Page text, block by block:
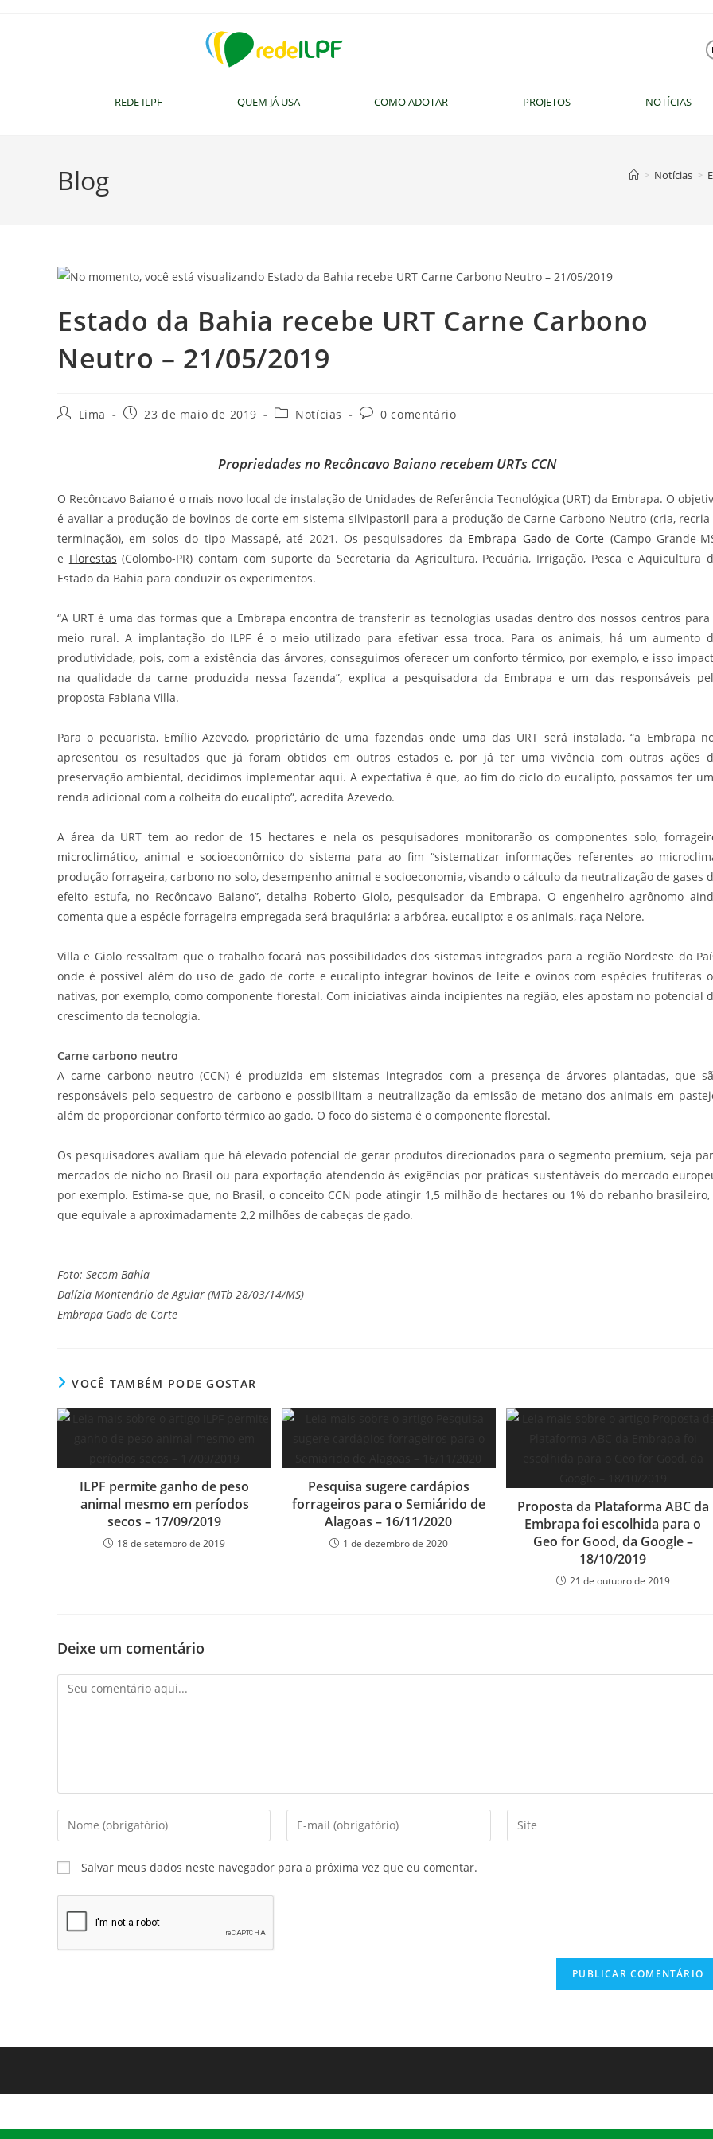
REDE ILPF QUEM JÁ USA COMO ADOTAR PROJETOS NOTÍCIAS
Blog > Notícias >
Estado da Bahia recebe URT Carne Carbono
Neutro – 21/05/2019
Lima 23 de maio de 2019 Notícias 0 comentário
Propriedades no Recôncavo Baiano recebem URTs CCN
O Recôncavo Baiano é o mais novo local de instalação de Unidades de Referência Tecnológica (URT) da Embrapa. O
é avaliar a produção de bovinos de corte em sistema silvipastoril para a produção de Carne Carbono Neutro (cria, recria
terminação), em solos do tipo Massapé, até 2021. Os pesquisadores da Embrapa Gado de Corte (Campo Grande-
e Florestas (Colombo-PR) contam com suporte da Secretaria da Agricultura, Pecuária, Irrigação, Pesca e Aquicultura
Estado da Bahia para conduzir os experimentos.
“A URT é uma das formas que a Embrapa encontra de transferir as tecnologias usadas dentro dos nossos centros para
meio rural. A implantação do ILPF é o meio utilizado para efetivar essa troca. Para os animais, há um aumento
produtividade, pois, com a existência das árvores, conseguimos oferecer um conforto térmico, por exemplo, e isso
na qualidade da carne produzida nessa fazenda”, explica a pesquisadora da Embrapa e um das responsáveis
proposta Fabiana Villa.
Para o pecuarista, Emílio Azevedo, proprietário de uma fazendas onde uma das URT será instalada, “a Embrapa
apresentou os resultados que já foram obtidos em outros estados e, por já ter uma vivência com outras ações
preservação ambiental, decidimos implementar aqui. A expectativa é que, ao fim do ciclo do eucalipto, possamos ter
renda adicional com a colheita do eucalipto”, acredita Azevedo.
A área da URT tem ao redor de 15 hectares e nela os pesquisadores monitorarão os componentes solo,
microclimático, animal e socioeconômico do sistema para ao fim “sistematizar informações referentes ao
produção forrageira, carbono no solo, desempenho animal e socioeconomia, visando o cálculo da neutralização de gases
efeito estufa, no Recôncavo Baiano”, detalha Roberto Giolo, pesquisador da Embrapa. O engenheiro agrônomo
comenta que a espécie forrageira empregada será braquiária; a arbórea, eucalipto; e os animais, raça Nelore.
Villa e Giolo ressaltam que o trabalho focará nas possibilidades dos sistemas integrados para a região Nordeste do
onde é possível além do uso de gado de corte e eucalipto integrar bovinos de leite e ovinos com espécies frutíferas
nativas, por exemplo, como componente florestal. Com iniciativas ainda incipientes na região, eles apostam no potencial
crescimento da tecnologia.
Carne carbono neutro
A carne carbono neutro (CCN) é produzida em sistemas integrados com a presença de árvores plantadas, que
responsáveis pelo sequestro de carbono e possibilitam a neutralização da emissão de metano dos animais em
além de proporcionar conforto térmico ao gado. O foco do sistema é o componente florestal.
Os pesquisadores avaliam que há elevado potencial de gerar produtos direcionados para o segmento premium, seja
mercados de nicho no Brasil ou para exportação atendendo às exigências por práticas sustentáveis do mercado
por exemplo. Estima-se que, no Brasil, o conceito CCN pode atingir 1,5 milhão de hectares ou 1% do rebanho brasileiro,
que equivale a aproximadamente 2,2 milhões de cabeças de gado.
Foto: Secom Bahia
Dalízia Montenário de Aguiar (MTb 28/03/14/MS)
Embrapa Gado de Corte
VOCÊ TAMBÉM PODE GOSTAR
ILPF permite ganho de peso
animal mesmo em períodos
secos – 17/09/2019
18 de setembro de 2019
Pesquisa sugere cardápios
forrageiros para o Semiárido de
Alagoas – 16/11/2020
1 de dezembro de 2020
Proposta da Plataforma ABC da
Embrapa foi escolhida para o
Geo for Good, da Google –
18/10/2019
21 de outubro de 2019
Deixe um comentário
Salvar meus dados neste navegador para a próxima vez que eu comentar.